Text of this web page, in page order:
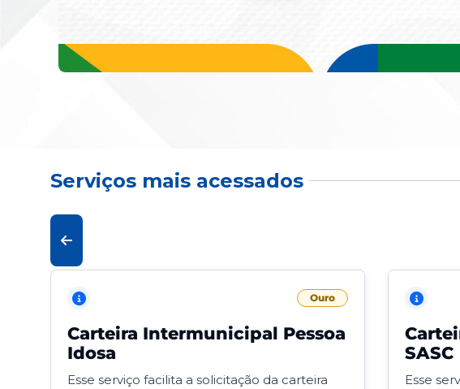
Serviços mais acessados
Ouro
Carteira Intermunicipal Pessoa
Idosa
Esse serviço facilita a solicitação da carteira
SASC
Esse